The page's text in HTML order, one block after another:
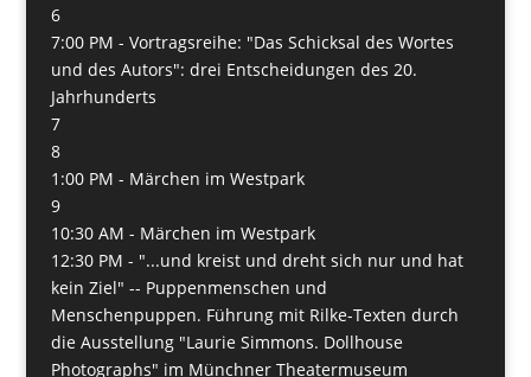
6
7:00 PM - Vortragsreihe: "Das Schicksal des Wortes
und des Autors": drei Entscheidungen des 20.
Jahrhunderts
7
8
1:00 PM - Märchen im Westpark
9
10:30 AM - Märchen im Westpark
12:30 PM - "...und kreist und dreht sich nur und hat
kein Ziel" -- Puppenmenschen und
Menschenpuppen. Führung mit Rilke-Texten durch
die Ausstellung "Laurie Simmons. Dollhouse
Photographs" im Münchner Theatermuseum